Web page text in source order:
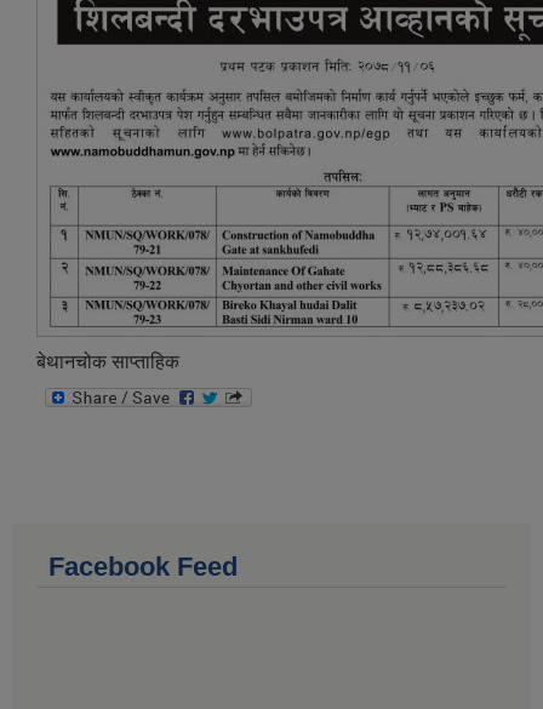
बेथानचोक साप्ताहिक
Facebook Feed